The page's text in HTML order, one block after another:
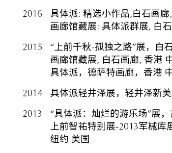
2016
具体派: 精选小作品,白石画廊
画廊馆藏展: 具体派群展, 白
2015
“上前千秋-孤独之路”展，白
画廊馆藏展, 白石画廊, 香港
具体派，德萨特画廊，香港
2014
具体派轻井泽展，轻井泽新
2013
“具体派：灿烂的游乐场”展
上前智祐特别展-2013军械库
纽约 美国